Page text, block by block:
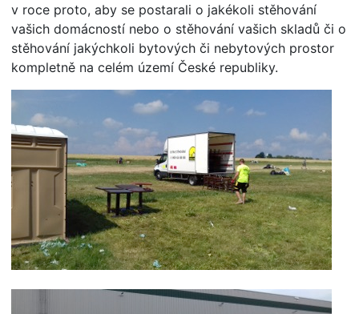
v roce proto, aby se postarali o jakékoli stěhování
vašich domácností nebo o stěhování vašich skladů či o
stěhování jakýchkoli bytových či nebytových prostor
kompletně na celém území České republiky.